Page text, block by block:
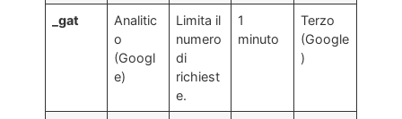
_gat
Analitic
o
(Googl
e)
Limita il
numero
di
richiest
e.
1
minuto
Terzo
(Google
)